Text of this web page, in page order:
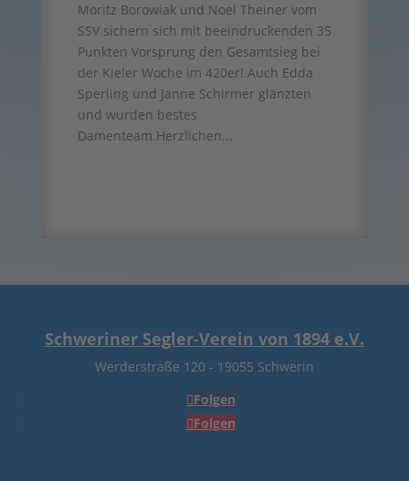
Moritz Borowiak und Noel Theiner vom
SSV sichern sich mit beeindruckenden 35
Punkten Vorsprung den Gesamtsieg bei
der Kieler Woche im 420er! Auch Edda
Sperling und Janne Schirmer glänzten
und wurden bestes
Damenteam.Herzlichen...
Schweriner Segler-Verein von 1894 e.V.
Werderstraße 120 - 19055 Schwerin
Folgen
Folgen